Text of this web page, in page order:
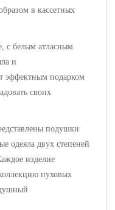
в кассетных
с белым атласным
и
эффектным подарком
своих
подушки
одеяла двух степеней
изделие
пуховых